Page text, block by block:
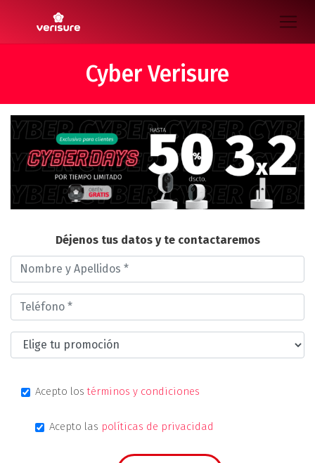
Cyber Verisure
Déjenos tus datos y te contactaremos
Acepto lostérminos y condiciones
Acepto las políticas de privacidad